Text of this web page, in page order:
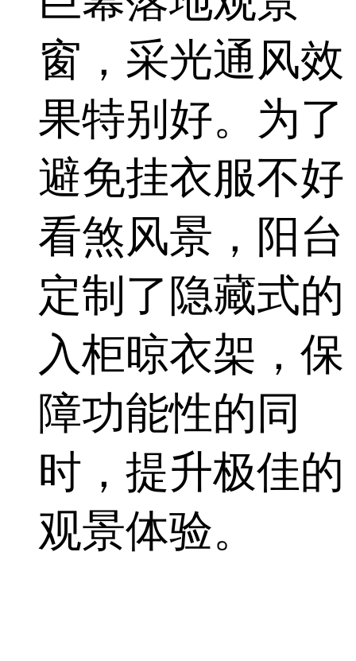
窗，采光通风效
果特别好。为了
避免挂衣服不好
看煞风景，阳台
定制了隐藏式的
入柜晾衣架，保
障功能性的同
时，提升极佳的
观景体验。